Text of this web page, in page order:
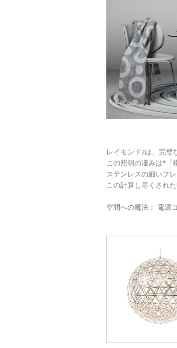
レイモンド2は、完璧
この照明の凄みは*「
ステンレスの細いフ
この計算し尽くされ
空間への魔法： 電源